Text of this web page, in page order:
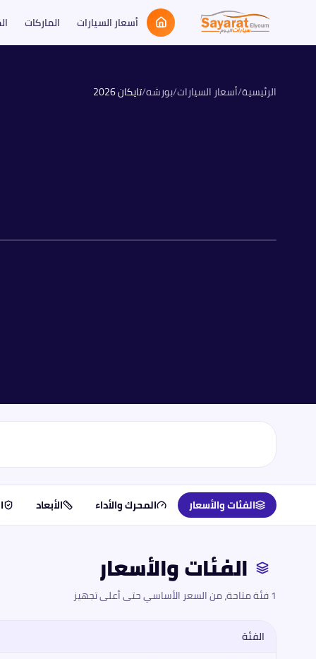
أسعار السيارات الماركات
الرئيسية/أسعار السيارات/بورشه/تايكان2026
الفئات والأسعار المحرك والأداء الأبعاد
الفئات والأسعار
1 فئة متاحة، من السعر الأساسي حتى أعلى تجهيز
الفئة